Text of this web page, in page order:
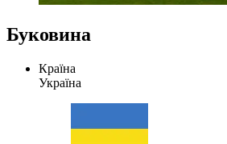
Буковина
Країна
Україна